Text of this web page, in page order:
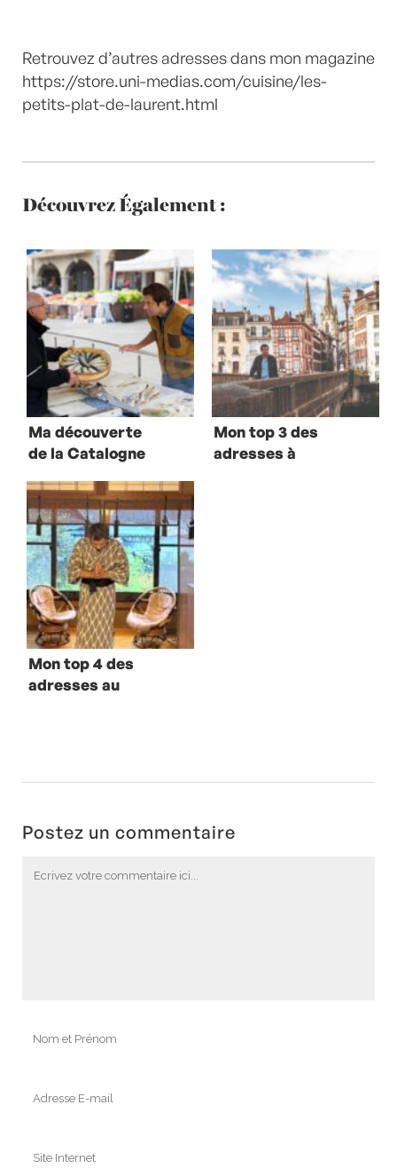
Retrouvez d’autres adresses dans mon magazine
https://store.uni-medias.com/cuisine/les-
petits-plat-de-laurent.html
Découvrez Également :
Ma découverte
de la Catalogne
authentique
Mon top 3 des
adresses à
Mon top 4 des
adresses au
Postez un commentaire